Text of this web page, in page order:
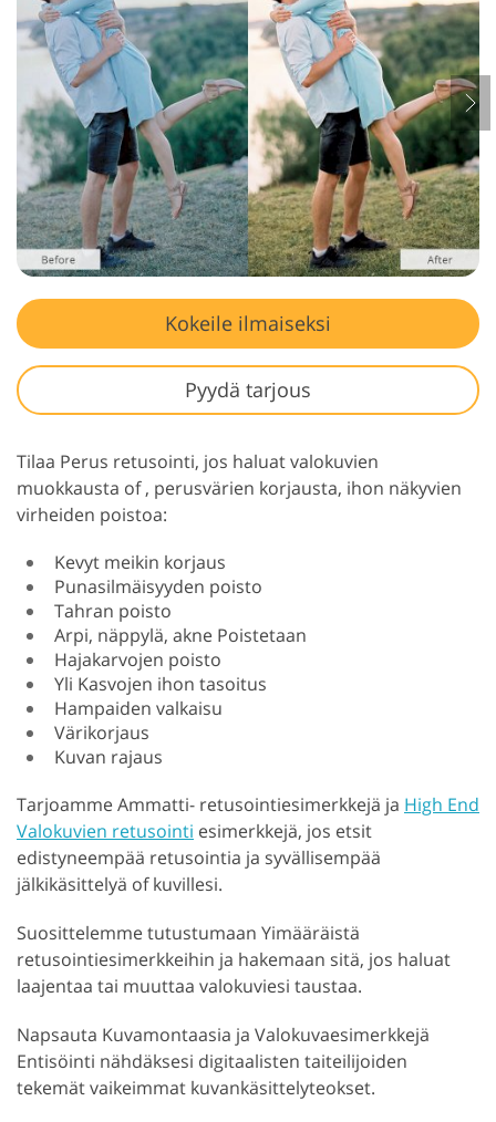
Kokeile ilmaiseksi
Pyydä tarjous
Tilaa Perus retusointi, jos haluat valokuvien
muokkausta of , perusvärien korjausta, ihon näkyvien
virheiden poistoa:
Kevyt meikin korjaus
Punasilmäisyyden poisto
Tahran poisto
Arpi, näppylä, akne Poistetaan
Hajakarvojen poisto
Yli Kasvojen ihon tasoitus
Hampaiden valkaisu
Värikorjaus
Kuvan rajaus
Tarjoamme Ammatti- retusointiesimerkkejä ja High End
Valokuvien retusointi esimerkkejä, jos etsit
edistyneempää retusointia ja syvällisempää
jälkikäsittelyä of kuvillesi.
Suosittelemme tutustumaan Yimääräistä
retusointiesimerkkeihin ja hakemaan sitä, jos haluat
laajentaa tai muuttaa valokuviesi taustaa.
Napsauta Kuvamontaasia ja Valokuvaesimerkkejä
Entisöinti nähdäksesi digitaalisten taiteilijoiden
tekemät vaikeimmat kuvankäsittelyteokset.